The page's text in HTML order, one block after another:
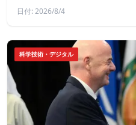
日付: 2026/8/4
科学技術・デジタル